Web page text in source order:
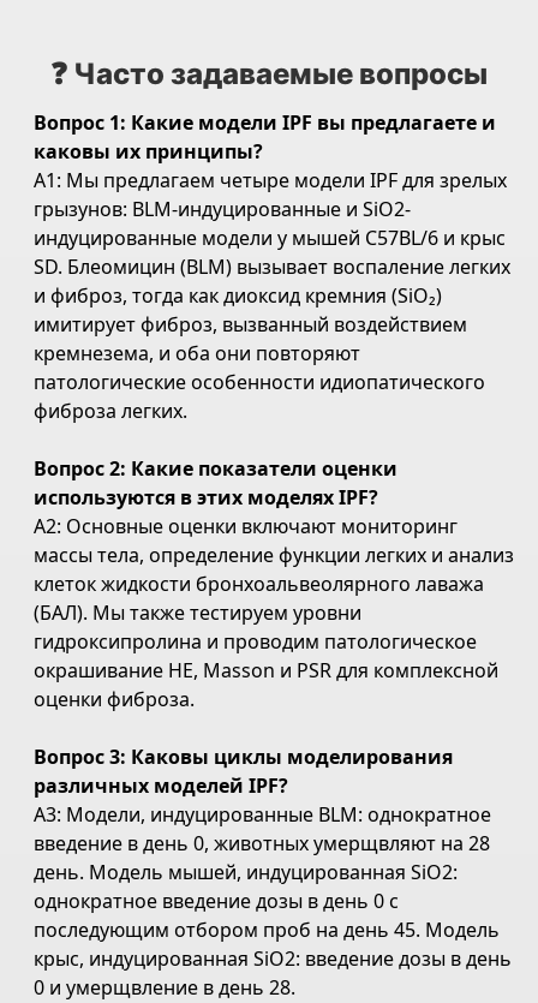
❓ Часто задаваемые вопросы
Вопрос 1: Какие модели IPF вы предлагаете и
каковы их принципы?
A1: Мы предлагаем четыре модели IPF для зрелых
грызунов: BLM-индуцированные и SiO2-
индуцированные модели у мышей C57BL/6 и крыс
SD. Блеомицин (BLM) вызывает воспаление легких
и фиброз, тогда как диоксид кремния (SiO₂)
имитирует фиброз, вызванный воздействием
кремнезема, и оба они повторяют
патологические особенности идиопатического
фиброза легких.
Вопрос 2: Какие показатели оценки
используются в этих моделях IPF?
A2: Основные оценки включают мониторинг
массы тела, определение функции легких и анализ
клеток жидкости бронхоальвеолярного лаважа
(БАЛ). Мы также тестируем уровни
гидроксипролина и проводим патологическое
окрашивание HE, Masson и PSR для комплексной
оценки фиброза.
Вопрос 3: Каковы циклы моделирования
различных моделей IPF?
A3: Модели, индуцированные BLM: однократное
введение в день 0, животных умерщвляют на 28
день. Модель мышей, индуцированная SiO2:
однократное введение дозы в день 0 с
последующим отбором проб на день 45. Модель
крыс, индуцированная SiO2: введение дозы в день
0 и умерщвление в день 28.